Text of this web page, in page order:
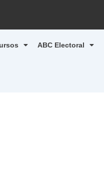
ABC Electoral